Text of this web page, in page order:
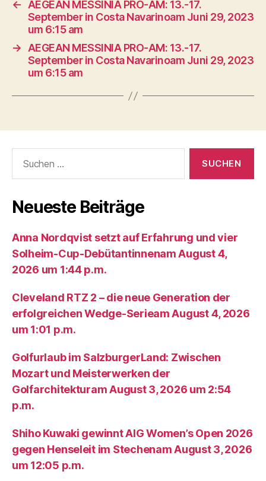
←
AEGEAN MESSINIA PRO-AM: 13.-17.
September in Costa Navarinoam Juni 29, 2023
um 6:15 am
→
AEGEAN MESSINIA PRO-AM: 13.-17.
September in Costa Navarinoam Juni 29, 2023
um 6:15 am
nach:
Neueste Beiträge
Anna Nordqvist setzt auf Erfahrung und vier
Solheim-Cup-Debütantinnenam August 4,
2026 um 1:44 p.m.
Cleveland RTZ 2 – die neue Generation der
erfolgreichen Wedge-Serieam August 4, 2026
um 1:01 p.m.
Golfurlaub im SalzburgerLand: Zwischen
Mozart und Meisterwerken der
Golfarchitekturam August 3, 2026 um 2:54
p.m.
Shiho Kuwaki gewinnt AIG Women’s Open 2026
gegen Henseleit im Stechenam August 3, 2026
um 12:05 p.m.